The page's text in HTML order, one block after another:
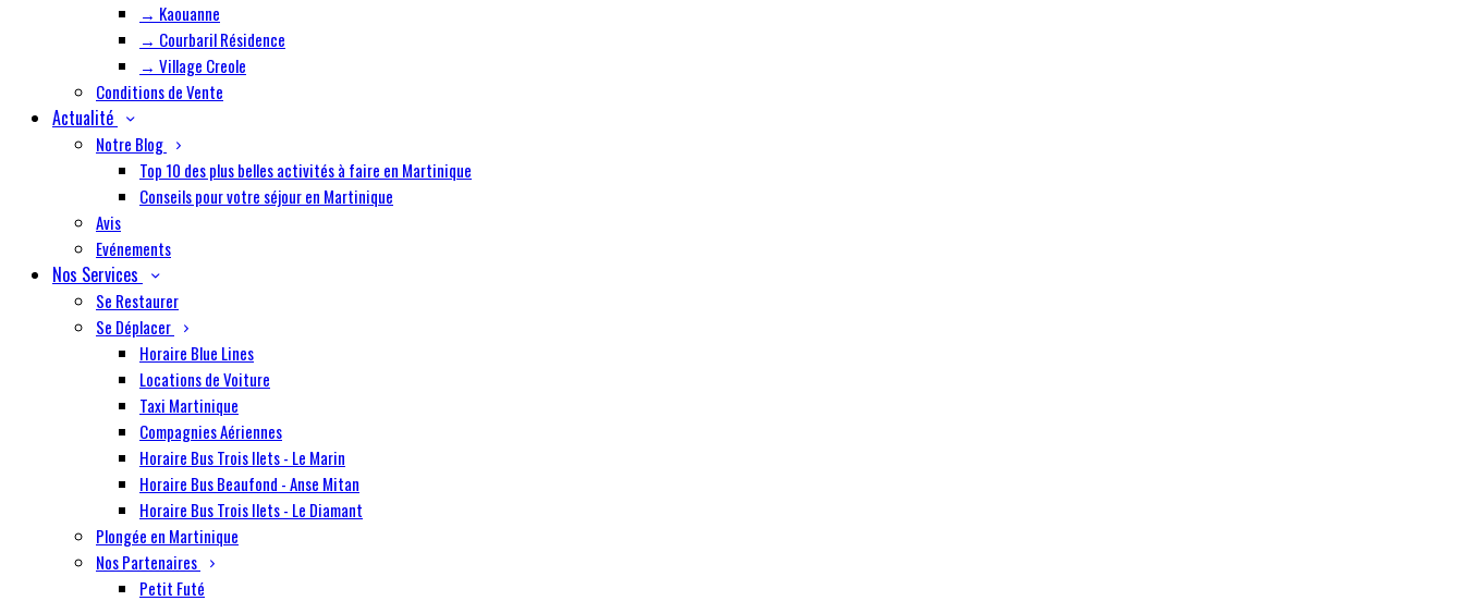
→ Kaouanne
→ Courbaril Résidence
→ Village Creole
Conditions de Vente
Actualité
Notre Blog
Top 10 des plus belles activités à faire en Martinique
Conseils pour votre séjour en Martinique
Avis
Evénements
Nos Services
Se Restaurer
Se Déplacer
Horaire Blue Lines
Locations de Voiture
Taxi Martinique
Compagnies Aériennes
Horaire Bus Trois Ilets - Le Marin
Horaire Bus Beaufond - Anse Mitan
Horaire Bus Trois Ilets - Le Diamant
Plongée en Martinique
Nos Partenaires
Petit Futé